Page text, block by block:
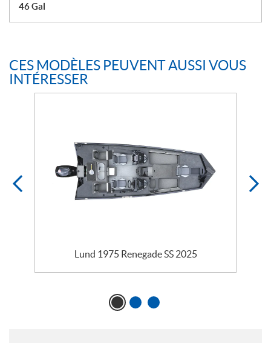
46 Gal
CES MODÈLES PEUVENT AUSSI VOUS
INTÉRESSER
Lund 1975 Renegade SS 2025